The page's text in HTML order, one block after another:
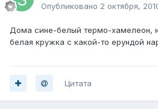
Опубликовано 2 октября,
Дома сине-белый термо-хамелеон,
белая кружка с какой-то ерундой
Цитата